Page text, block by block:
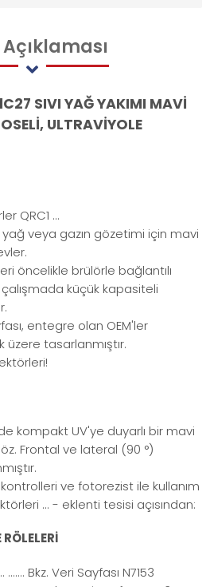
Açıklaması
SIVI YAĞ YAKIMI MAVİ
ULTRAVİYOLE
QRC1 ...
veya gazın gözetimi için mavi
öncelikle brülörle bağlantılı
çalışmada küçük kapasiteli
entegre olan OEM'ler
üzere tasarlanmıştır.
kompakt UV'ye duyarlı bir mavi
Frontal ve lateral (90 °)
kontrolleri ve fotorezist ile kullanım
... - eklenti tesisi açısından:
....... Bkz. Veri Sayfası N7153